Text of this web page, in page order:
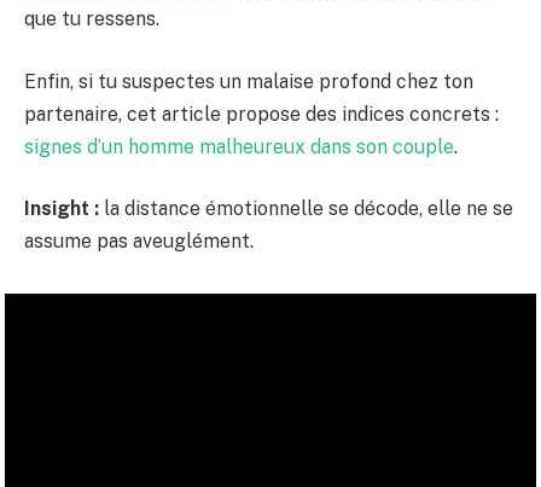
que tu ressens.
Enfin, si tu suspectes un malaise profond chez ton
partenaire, cet article propose des indices concrets :
signes d’un homme malheureux dans son couple.
Insight : la distance émotionnelle se décode, elle ne se
assume pas aveuglément.